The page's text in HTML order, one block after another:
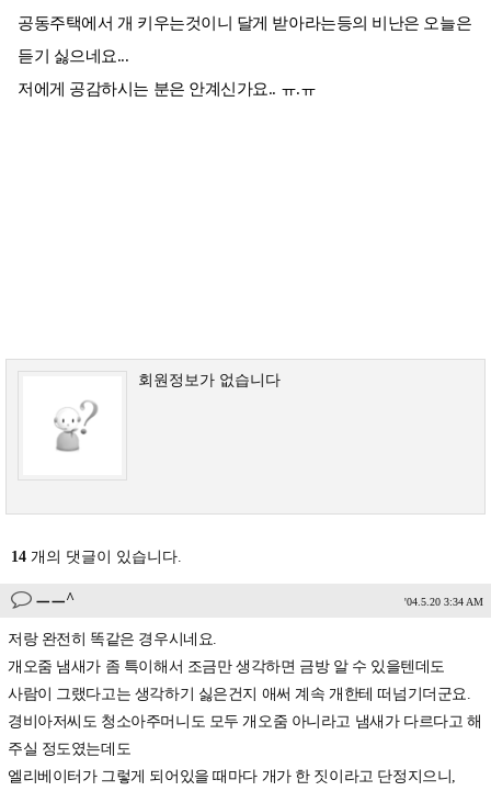
공동주택에서 개 키우는것이니 달게 받아라는등의 비난은 오늘은
듣기 싫으네요...
저에게 공감하시는 분은 안계신가요.. ㅠ.ㅠ
회원정보가 없습니다
14 개의 댓글이 있습니다.
ㅡㅡ^ '04.5.20 3:34 AM
저랑 완전히 똑같은 경우시네요.
개오줌 냄새가 좀 특이해서 조금만 생각하면 금방 알 수 있을텐데도
사람이 그랬다고는 생각하기 싫은건지 애써 계속 개한테 떠넘기더군요.
경비아저씨도 청소아주머니도 모두 개오줌 아니라고 냄새가 다르다고 해
주실 정도였는데도
엘리베이터가 그렇게 되어있을 때마다 개가 한 짓이라고 단정지으니,